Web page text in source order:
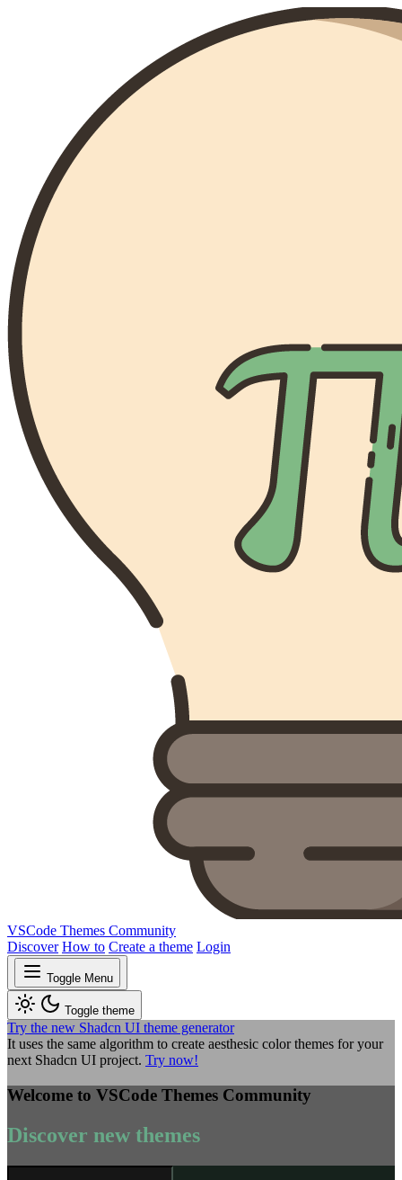
VSCode Themes Community
Discover How to Create a theme Login
Toggle Menu
Toggle theme
Try the new Shadcn UI theme generator
It uses the same algorithm to create aesthesic color themes for your
next Shadcn UI project. Try now!
Welcome to VSCode Themes Community
Discover new themes